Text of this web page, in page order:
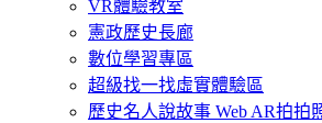
VR體驗教室
憲政歷史長廊
數位學習專區
超級找一找虛實體驗區
歷史名人說故事 Web AR拍拍